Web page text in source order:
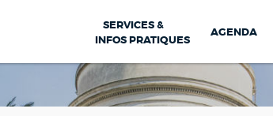
SERVICES &
INFOS PRATIQUES
AGENDA